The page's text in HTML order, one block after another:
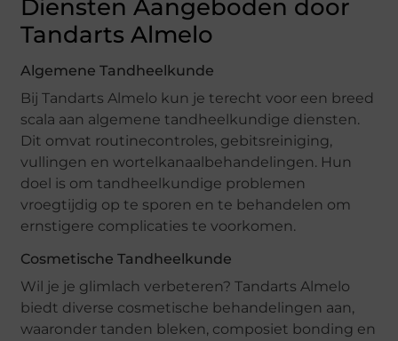
Diensten Aangeboden door
Tandarts Almelo
Algemene Tandheelkunde
Bij Tandarts Almelo kun je terecht voor een breed
scala aan algemene tandheelkundige diensten.
Dit omvat routinecontroles, gebitsreiniging,
vullingen en wortelkanaalbehandelingen. Hun
doel is om tandheelkundige problemen
vroegtijdig op te sporen en te behandelen om
ernstigere complicaties te voorkomen.
Cosmetische Tandheelkunde
Wil je je glimlach verbeteren? Tandarts Almelo
biedt diverse cosmetische behandelingen aan,
waaronder tanden bleken, composiet bonding en